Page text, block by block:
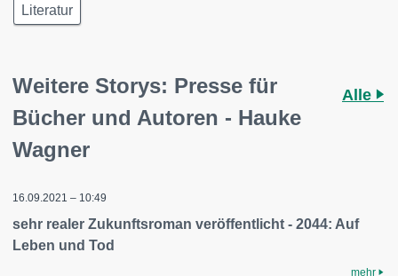
Literatur
Weitere Storys: Presse für
Bücher und Autoren - Hauke
Wagner
Alle
16.09.2021 – 10:49
sehr realer Zukunftsroman veröffentlicht - 2044: Auf
Leben und Tod
mehr